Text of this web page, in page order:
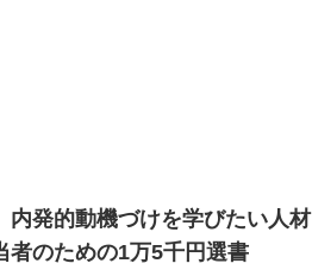
内発的動機づけを学びたい人材
者のための1万5千円選書